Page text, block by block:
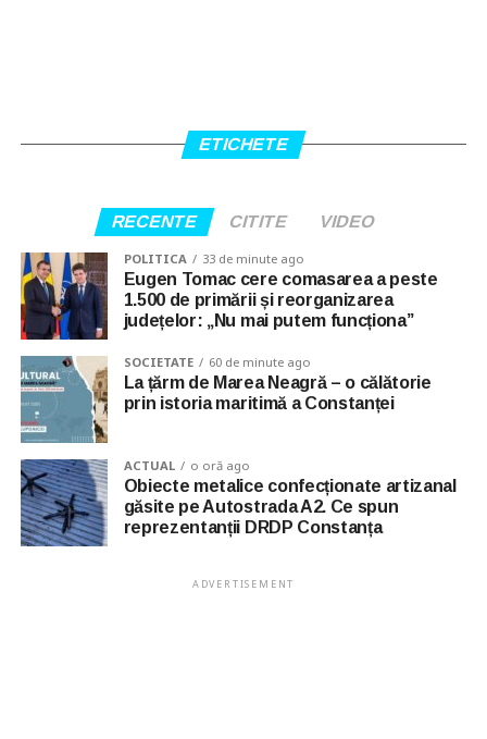
ETICHETE
RECENTE CITITE VIDEO
POLITICA 33 de minute ago
Eugen Tomac cere comasarea a peste
1.500 de primării și reorganizarea
județelor: „Nu mai putem funcționa”
SOCIETATE 60 de minute ago
La țărm de Marea Neagră – o călătorie
prin istoria maritimă a Constanței
ACTUAL o oră ago
Obiecte metalice confecționate artizanal
găsite pe Autostrada A2. Ce spun
reprezentanții DRDP Constanța
ADVERTISEMENT